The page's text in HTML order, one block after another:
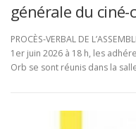
générale du ciné-
PROCÈS‑VERBAL DE
1er juin 2026 à 18 h, les
Orb se sont réunis dans la